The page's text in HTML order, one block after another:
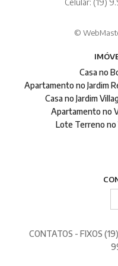
Celular: (19)
©
Casa no
Apartamento no Jardim
Casa no Jardim
Apartamento no
Lote Terreno no
CONTATOS - FIXOS